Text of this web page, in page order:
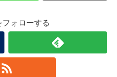
フォローする